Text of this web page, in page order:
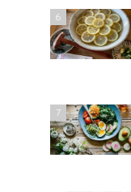
6
7